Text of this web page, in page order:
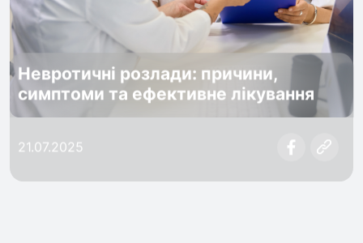
Невротичні розлади: причини,
симптоми та ефективне лікування
21.07.2025